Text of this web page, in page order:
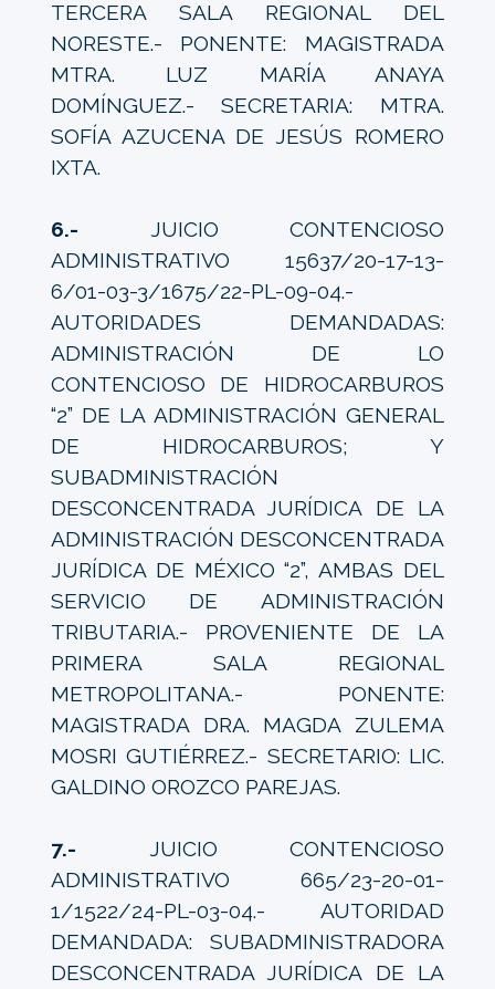
TERCERA SALA REGIONAL DEL
NORESTE.- PONENTE: MAGISTRADA
MTRA. LUZ MARÍA ANAYA
DOMÍNGUEZ.- SECRETARIA: MTRA.
SOFÍA AZUCENA DE JESÚS ROMERO
IXTA.
6.- JUICIO CONTENCIOSO
ADMINISTRATIVO 15637/20-17-13-
6/01-03-3/1675/22-PL-09-04.-
AUTORIDADES DEMANDADAS:
ADMINISTRACIÓN DE LO
CONTENCIOSO DE HIDROCARBUROS
“2” DE LA ADMINISTRACIÓN GENERAL
DE HIDROCARBUROS; Y
SUBADMINISTRACIÓN
DESCONCENTRADA JURÍDICA DE LA
ADMINISTRACIÓN DESCONCENTRADA
JURÍDICA DE MÉXICO “2”, AMBAS DEL
SERVICIO DE ADMINISTRACIÓN
TRIBUTARIA.- PROVENIENTE DE LA
PRIMERA SALA REGIONAL
METROPOLITANA.- PONENTE:
MAGISTRADA DRA. MAGDA ZULEMA
MOSRI GUTIÉRREZ.- SECRETARIO: LIC.
GALDINO OROZCO PAREJAS.
7.- JUICIO CONTENCIOSO
ADMINISTRATIVO 665/23-20-01-
1/1522/24-PL-03-04.- AUTORIDAD
DEMANDADA: SUBADMINISTRADORA
DESCONCENTRADA JURÍDICA DE LA